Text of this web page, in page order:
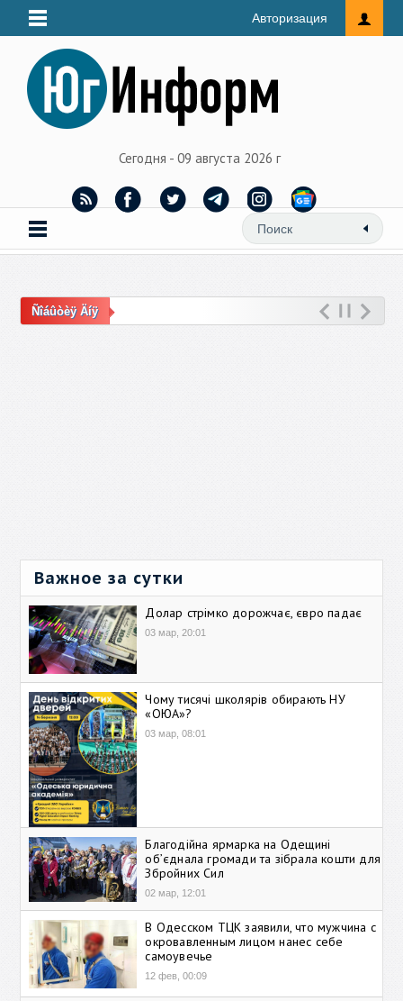
Авторизация
Сегодня - 09 августа 2026 г
Ñîáûòèÿ Äíÿ
Важное за сутки
Долар стрімко дорожчає, євро падає
03 мар, 20:01
Чому тисячі школярів обирають НУ
«ОЮА»?
03 мар, 08:01
Благодійна ярмарка на Одещині
об’єднала громади та зібрала кошти для
Збройних Сил
02 мар, 12:01
В Одесском ТЦК заявили, что мужчина с
окровавленным лицом нанес себе
самоувечье
12 фев, 00:09